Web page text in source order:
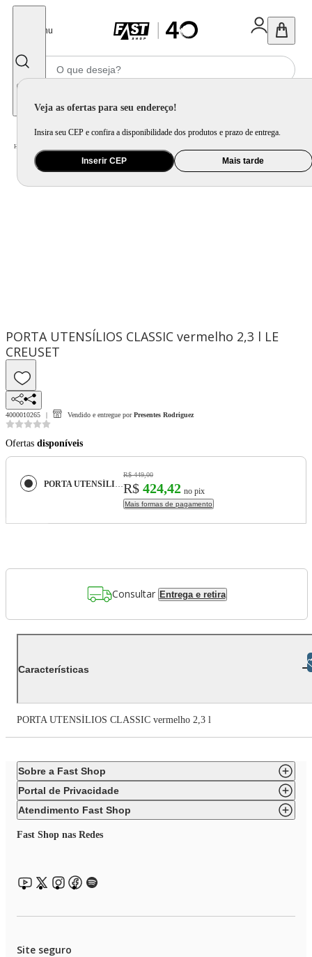
Menu
Veja as ofertas para seu endereço!
Insira seu CEP e confira a disponibilidade dos produtos e prazo de entrega.
Inserir CEP Mais tarde
Home
PORTA UTENSÍLIOS CLASSIC vermelho 2,3 l LE
CREUSET
4000010265 Vendido e entregue por Presentes Rodriguez
Ofertas disponíveis
PORTA UTENSÍLIOS CLASSIC vermelho 2,3 l LE CREUSET
R$ 449,00
R$ 424,42 no pix
Mais formas de pagamento
Consultar Entrega e retira
Características
PORTA UTENSÍLIOS CLASSIC vermelho 2,3 l
Sobre a Fast Shop
Portal de Privacidade
Atendimento Fast Shop
Fast Shop nas Redes
Site seguro